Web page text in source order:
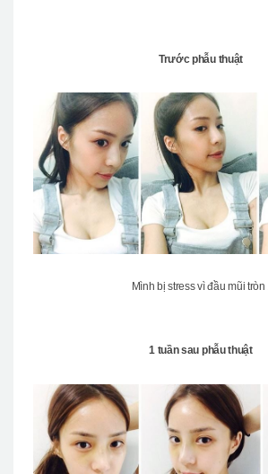
Trước phẫu thuật
Mình bị stress vì đầu mũi tròn
1 tuần sau phẫu thuật